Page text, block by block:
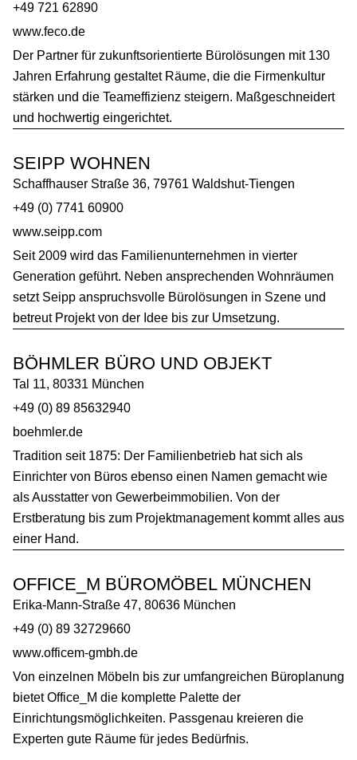
Der Partner für zukunftsorientierte Bürolösungen mit 130
Jahren Erfahrung gestaltet Räume, die die Firmenkultur
stärken und die Teameffizienz steigern. Maßgeschneidert
und hochwertig eingerichtet.
+49 721 62890
www.feco.de
SEIPP WOHNEN
Seit 2009 wird das Familienunternehmen in vierter
Generation geführt. Neben ansprechenden Wohnräumen
setzt Seipp anspruchsvolle Bürolösungen in Szene und
betreut Projekt von der Idee bis zur Umsetzung.
Schaffhauser Straße 36, 79761 Waldshut-Tiengen
+49 (0) 7741 60900
www.seipp.com
BÖHMLER BÜRO UND OBJEKT
Tradition seit 1875: Der Familienbetrieb hat sich als
Einrichter von Büros ebenso einen Namen gemacht wie
als Ausstatter von Gewerbeimmobilien. Von der
Erstberatung bis zum Projektmanagement kommt alles aus
einer Hand.
Tal 11, 80331 München
+49 (0) 89 85632940
boehmler.de
OFFICE_M BÜROMÖBEL MÜNCHEN
Von einzelnen Möbeln bis zur umfangreichen Büroplanung
bietet Office_M die komplette Palette der
Einrichtungsmöglichkeiten. Passgenau kreieren die
Experten gute Räume für jedes Bedürfnis.
Erika-Mann-Straße 47, 80636 München
+49 (0) 89 32729660
www.officem-gmbh.de